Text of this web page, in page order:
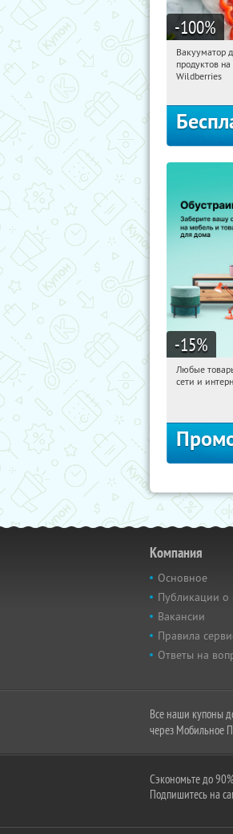
-100%
12:06:26
Россия
Вакууматор
продуктов
Wildberries
-15%
12:06:26
Любые
сети и
Компания
Основное
Публикации о
Вакансии
Правила
Ответы на
Все наши купоны
через Мобильное
Сэкономьте до
Подпишитесь на